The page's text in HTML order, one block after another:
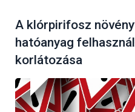
A klórpirifosz
hatóanyag
korlátozása